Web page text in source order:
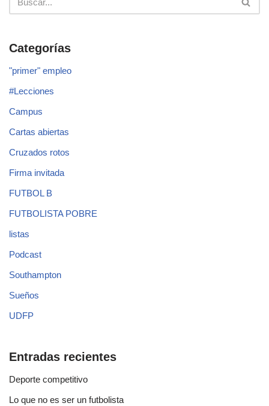
Categorías
"primer" empleo
#Lecciones
Campus
Cartas abiertas
Cruzados rotos
Firma invitada
FUTBOL B
FUTBOLISTA POBRE
listas
Podcast
Southampton
Sueños
UDFP
Entradas recientes
Deporte competitivo
Lo que no es ser un futbolista